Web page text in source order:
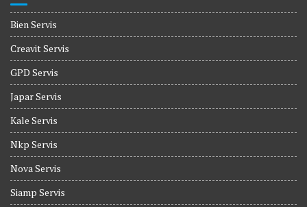
Bien Servis
Creavit Servis
GPD Servis
Japar Servis
Kale Servis
Nkp Servis
Nova Servis
Siamp Servis